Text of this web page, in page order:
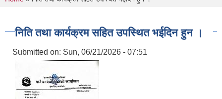
निति तथा कार्यक्रम सहित उपस्थित भईदिन हुन ।
Submitted on: Sun, 06/21/2026 - 07:51